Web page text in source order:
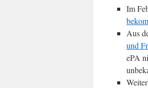
Im
Aus
und
ePA